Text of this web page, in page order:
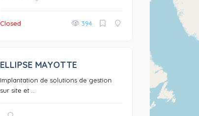
Closed 394
ELLIPSE MAYOTTE
Implantation de solutions de gestion
sur site et ...